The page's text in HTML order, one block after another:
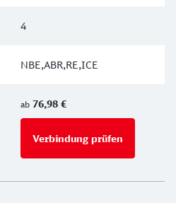
4
NBE,ABR,RE,ICE
ab 76,98 €
Verbindung prüfen